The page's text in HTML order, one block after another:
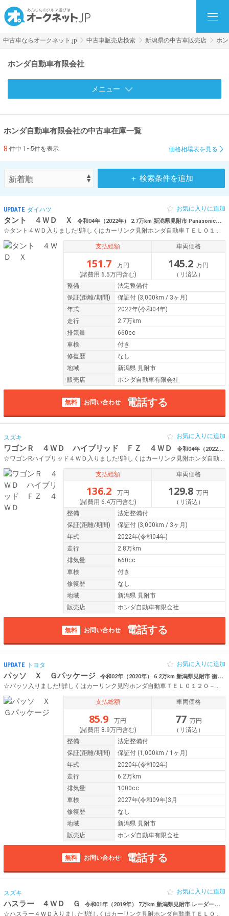
中古車ならオークネット.jp 中古車販売店検索 新潟県の中古車販売店 ホ
ホンダ自動車有限会社
メニュー
ホンダ自動車有限会社の中古車在庫一覧
8 件中 1~5件を表示 価格相場表を見る
＋ 検索条件を追加
UPDATE ダイハツ
タント ４ＷＤ Ｘ 令和04年（2022年） 2.7万km 新潟県見附市 Panasonicナビ フルセグTV Bluetooth
☆タント４ＷＤ入りました!!詳しくはカーリンク見附ホンダ自動車ＴＥＬ０１２０－５５３０１９まで♪
お気に入りに追加
支払総額
151.7
万円
(諸費用 6.5万円含む)
車両価格
145.2 万円
（リ済込）
整備
法定整備付
保証(距離/期間) 保証付 (3,000km / 3ヶ月)
年式
2022年(令和04年)
走行
2.7万km
排気量
660cc
車検
付き
修復歴
なし
地域
新潟県 見附市
販売店
ホンダ自動車有限会社
無料 お問い合わせ 電話する
スズキ
ワゴンＲ ４ＷＤ ハイブリッド ＦＺ ４ＷＤ 令和04年（2022年） 2.8万km 新潟県見附市 Panasonicナビ フルセグTV Bluetooth
お気に入りに追加
支払総額
136.2
万円
(諸費用 6.4万円含む)
車両価格
129.8 万円
（リ済込）
整備
法定整備付
保証(距離/期間) 保証付 (3,000km / 3ヶ月)
年式
2022年(令和04年)
走行
2.8万km
排気量
660cc
車検
付き
修復歴
なし
地域
新潟県 見附市
販売店
ホンダ自動車有限会社
無料 お問い合わせ 電話する
UPDATE トヨタ
パッソ Ｘ Ｇパッケージ 令和02年（2020年） 6.2万km 新潟県見附市 衝突軽減ブレーキ 横滑り抑制システム
☆パッソ入りました!!詳しくはカーリンク見附ホンダ自動車ＴＥＬ０１２０－５５３０１９まで♪
お気に入りに追加
支払総額
85.9
万円
(諸費用 8.9万円含む)
車両価格
77 万円
（リ済込）
整備
法定整備付
保証(距離/期間) 保証付 (1,000km / 1ヶ月)
年式
2020年(令和02年)
走行
6.2万km
排気量
1000cc
車検
2027年(令和09年)3月
修復歴
なし
地域
新潟県 見附市
販売店
ホンダ自動車有限会社
無料 お問い合わせ 電話する
スズキ
ハスラー ４ＷＤ Ｇ 令和01年（2019年） 7万km 新潟県見附市 レーダーブレーキサポート
お気に入りに追加